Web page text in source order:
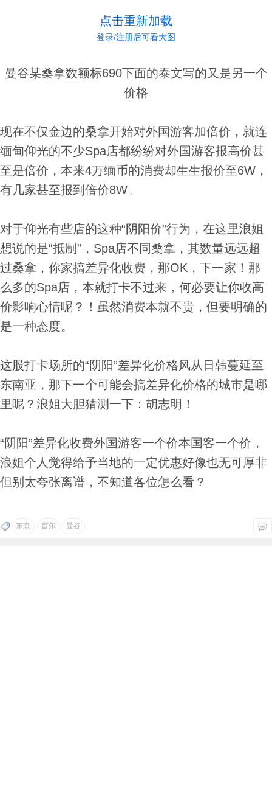
点击重新加载
登录/注册后可看大图
曼谷某桑拿数额标690下面的泰文写的又是另一个
价格
现在不仅金边的桑拿开始对外国游客加倍价，就连
缅甸仰光的不少Spa店都纷纷对外国游客报高价甚
至是倍价，本来4万缅币的消费却生生报价至6W，
有几家甚至报到倍价8W。
对于仰光有些店的这种“阴阳价”行为，在这里浪姐
想说的是“抵制”，Spa店不同桑拿，其数量远远超
过桑拿，你家搞差异化收费，那OK，下一家！那
么多的Spa店，本就打卡不过来，何必要让你收高
价影响心情呢？！虽然消费本就不贵，但要明确的
是一种态度。
这股打卡场所的“阴阳”差异化价格风从日韩蔓延至
东南亚，那下一个可能会搞差异化价格的城市是哪
里呢？浪姐大胆猜测一下：胡志明！
“阴阳”差异化收费外国游客一个价本国客一个价，
浪姐个人觉得给予当地的一定优惠好像也无可厚非
但别太夸张离谱，不知道各位怎么看？
东京 首尔 曼谷